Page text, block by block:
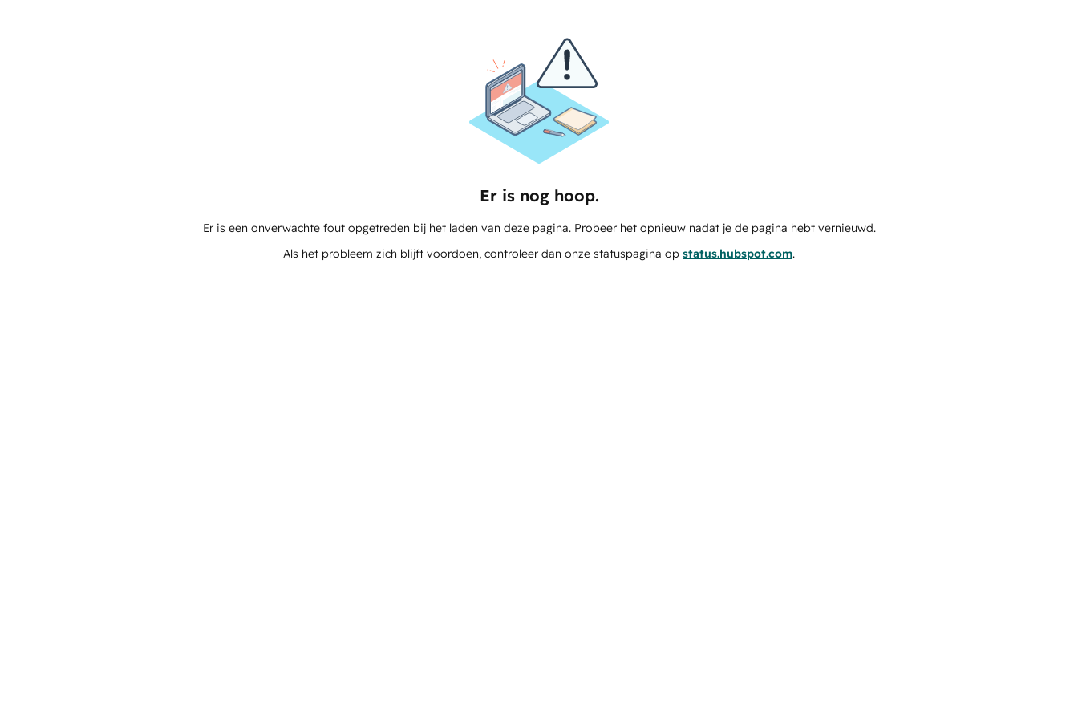
Er is nog hoop.
Er is een onverwachte fout opgetreden bij het laden van deze pagina. Probeer het opnieuw nadat je de pagina hebt vernieuwd.
Als het probleem zich blijft voordoen, controleer dan onze statuspagina op status.hubspot.com.